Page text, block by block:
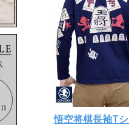
悟空将棋長袖T